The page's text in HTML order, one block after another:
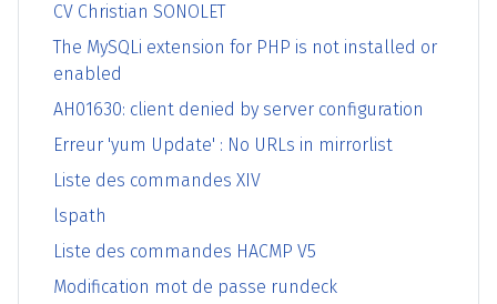
CV Christian SONOLET
The MySQLi extension for PHP is not installed or
enabled
AH01630: client denied by server configuration
Erreur 'yum Update' : No URLs in mirrorlist
Liste des commandes XIV
lspath
Liste des commandes HACMP V5
Modification mot de passe rundeck